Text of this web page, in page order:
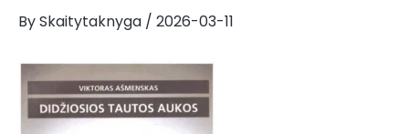
BySkaitytaknyga / 2026-03-11